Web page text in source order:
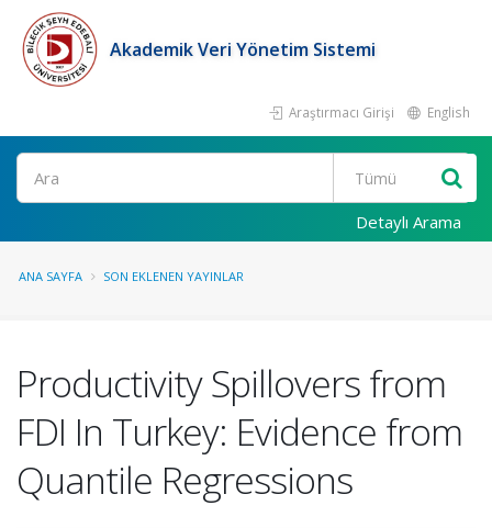
Akademik Veri Yönetim Sistemi
Araştırmacı Girişi English
Ara
Detaylı Arama
ANA SAYFA SON EKLENEN YAYINLAR
Productivity Spillovers from
FDI In Turkey: Evidence from
Quantile Regressions